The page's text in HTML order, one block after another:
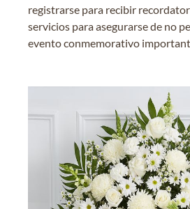
registrarse para recibir
servicios para asegurarse de no
evento conmemorativo